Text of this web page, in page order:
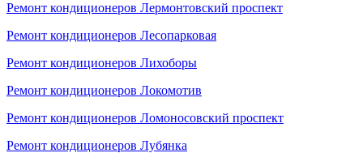
Ремонт кондиционеров Лермонтовский проспект
Ремонт кондиционеров Лесопарковая
Ремонт кондиционеров Лихоборы
Ремонт кондиционеров Локомотив
Ремонт кондиционеров Ломоносовский проспект
Ремонт кондиционеров Лубянка